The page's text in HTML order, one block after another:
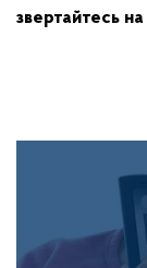
звертайтесь